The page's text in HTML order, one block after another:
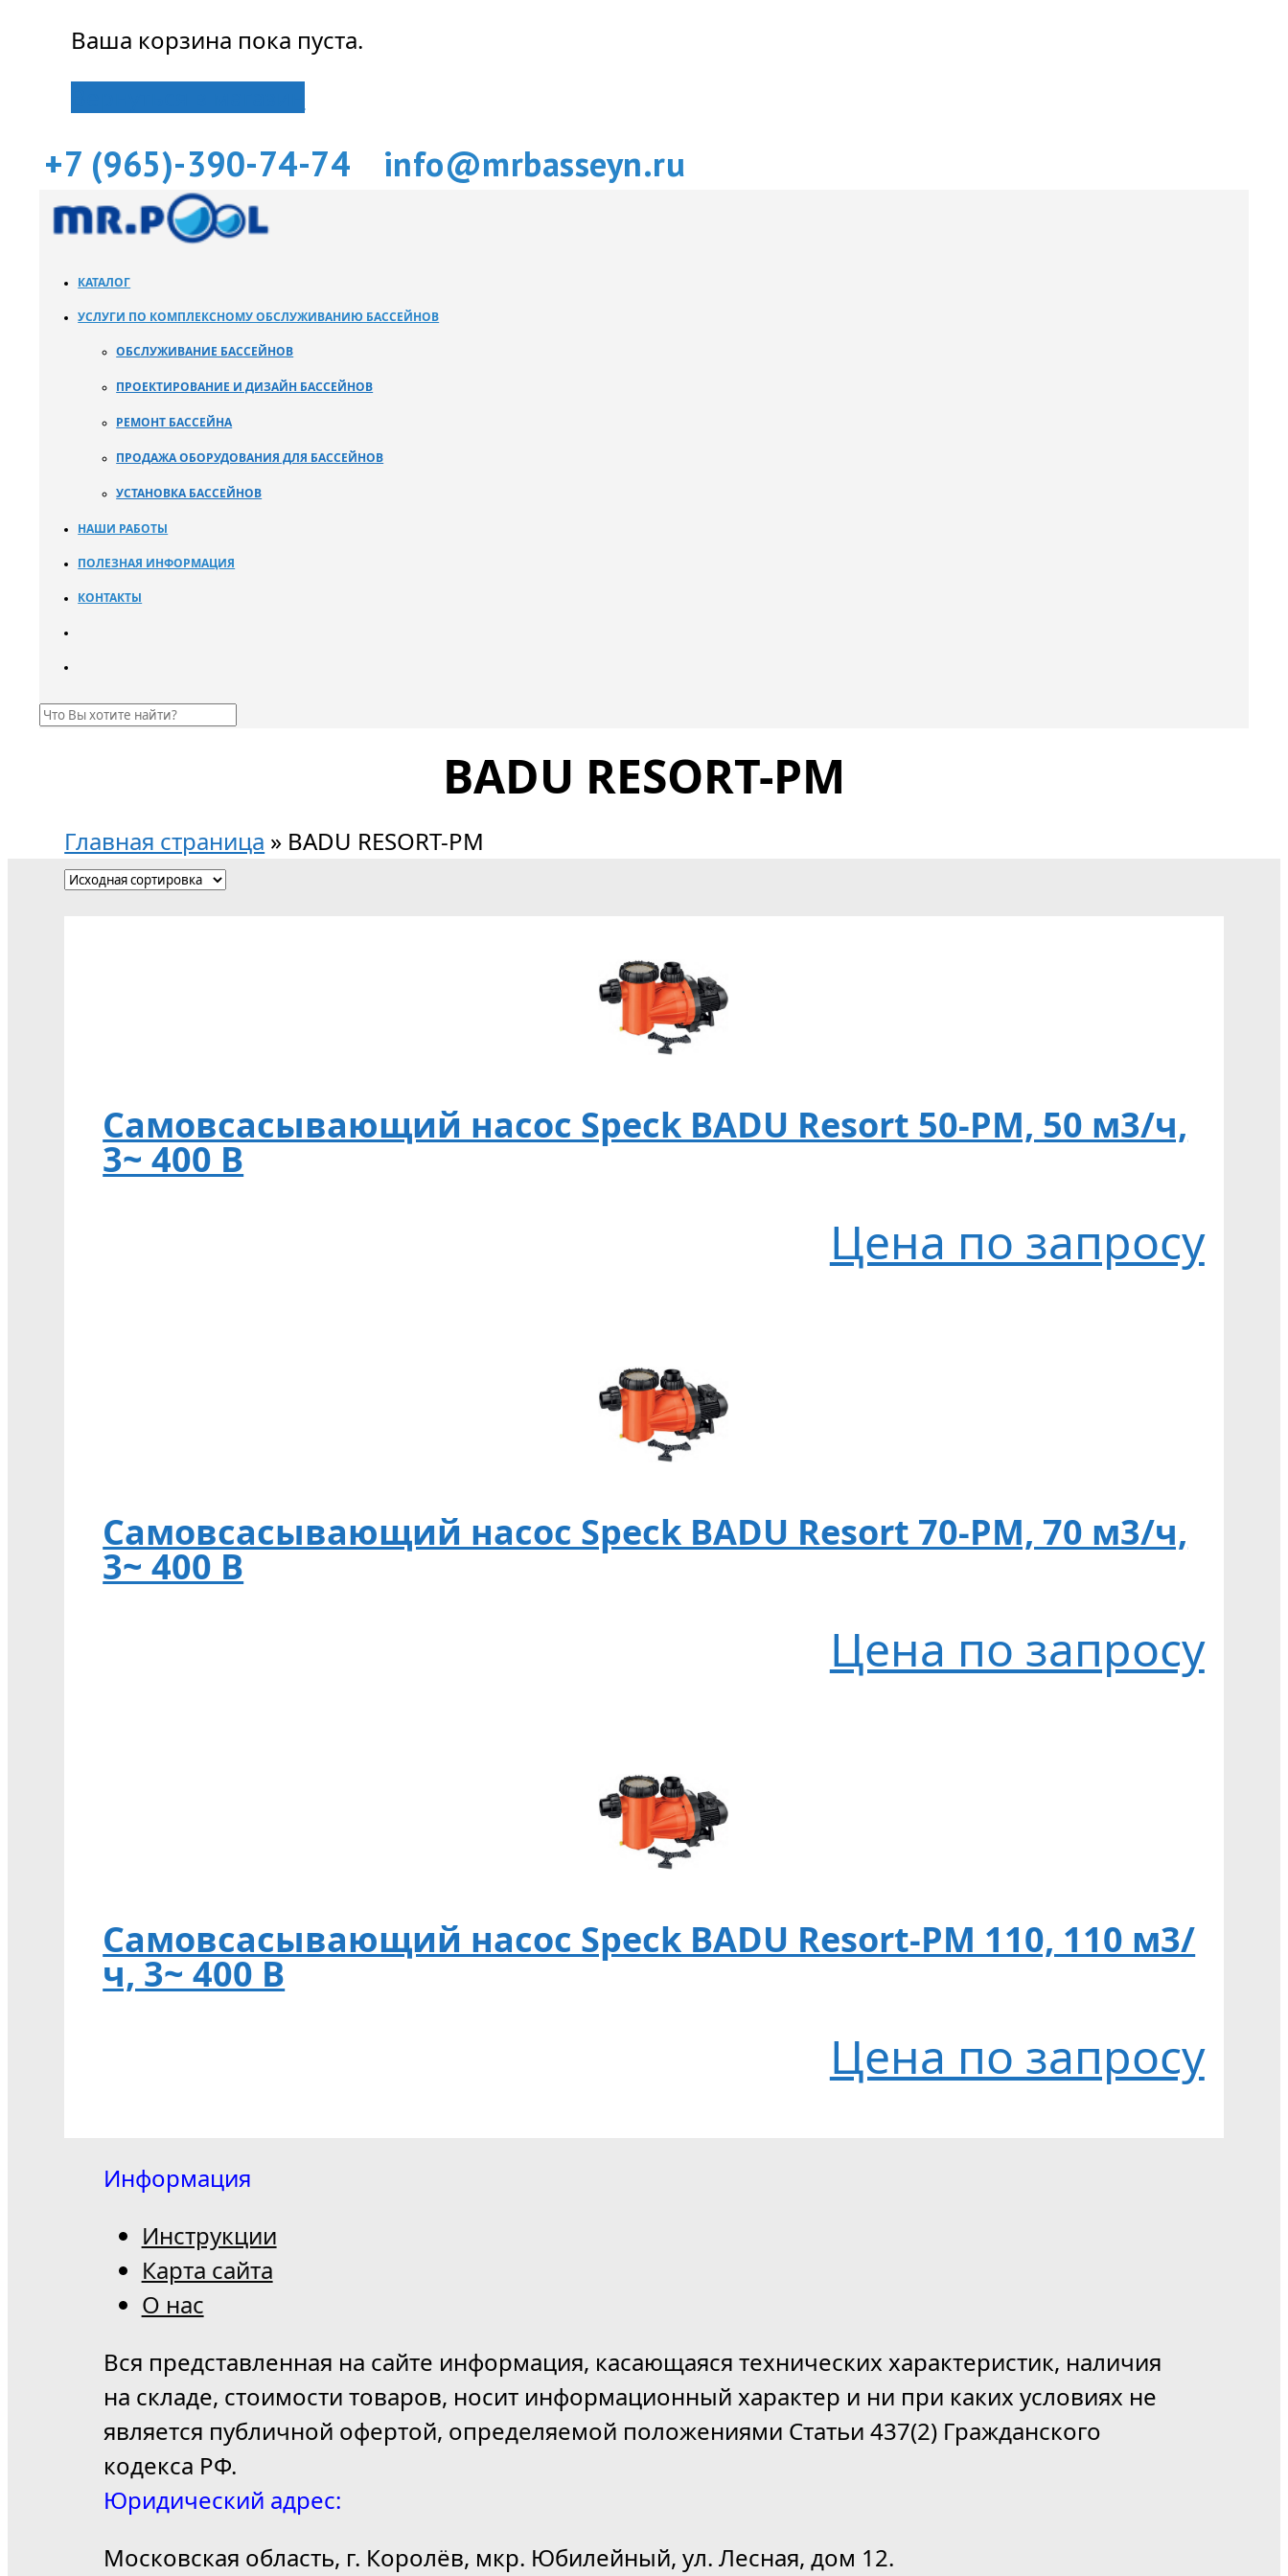
Ваша корзина пока пуста.
+7 (965)-390-74-74 info@mrbasseyn.ru
КАТАЛОГ
УСЛУГИ ПО КОМПЛЕКСНОМУ ОБСЛУЖИВАНИЮ БАССЕЙНОВ
ОБСЛУЖИВАНИЕ БАССЕЙНОВ
ПРОЕКТИРОВАНИЕ И ДИЗАЙН БАССЕЙНОВ
РЕМОНТ БАССЕЙНА
ПРОДАЖА ОБОРУДОВАНИЯ ДЛЯ БАССЕЙНОВ
УСТАНОВКА БАССЕЙНОВ
НАШИ РАБОТЫ
ПОЛЕЗНАЯ ИНФОРМАЦИЯ
КОНТАКТЫ
BADU RESORT-PM
Главная страница » BADU RESORT-PM
Самовсасывающий насос Speck BADU Resort 50-PM, 50 м3/ч,
3~ 400 В
Цена по запросу
Самовсасывающий насос Speck BADU Resort 70-PM, 70 м3/ч,
3~ 400 В
Цена по запросу
Самовсасывающий насос Speck BADU Resort-PM 110, 110 м3/
ч, 3~ 400 В
Цена по запросу
Информация
Инструкции
Карта сайта
О нас
Вся представленная на сайте информация, касающаяся технических характеристик, наличия
на складе, стоимости товаров, носит информационный характер и ни при каких условиях не
является публичной офертой, определяемой положениями Статьи 437(2) Гражданского
кодекса РФ.
Юридический адрес:
Московская область, г. Королёв, мкр. Юбилейный, ул. Лесная, дом 12.